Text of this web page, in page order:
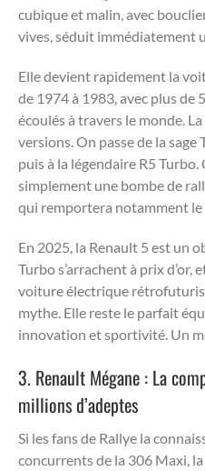
cubique et malin, avec
vives, séduit immédiatement
Elle devient rapidement la
de 1974 à 1983, avec plus de
écoulés à travers le monde.
versions. On passe de la
puis à la légendaire R5
simplement une bombe de
qui remportera notamment
En 2025, la Renault 5 est un
Turbo s’arrachent à prix
voiture électrique
mythe. Elle reste le parfait
innovation et sportivité. Un
3. Renault Mégane : La
millions d’adeptes
Si les fans de Rallye la
concurrents de la 306 Maxi,